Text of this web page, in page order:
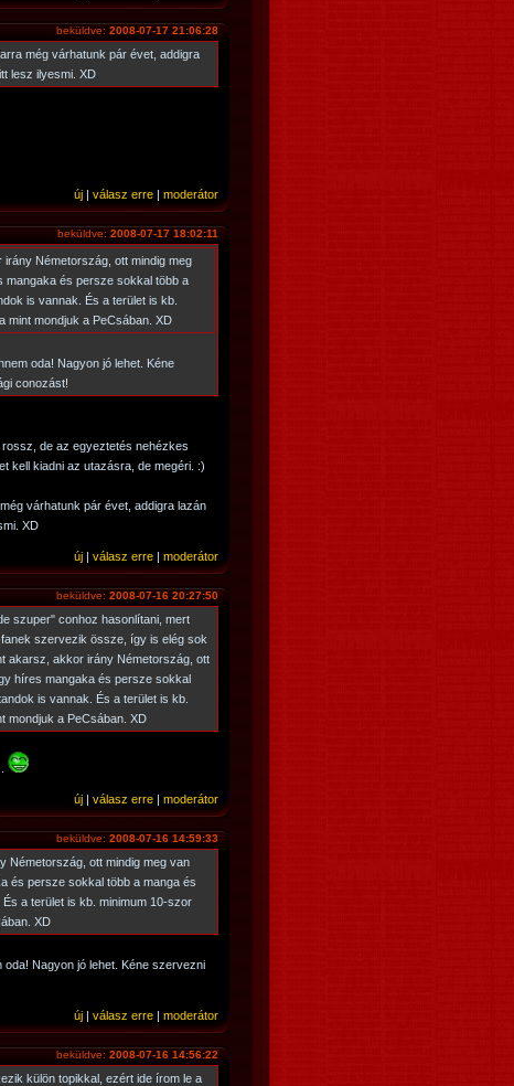
beküldve: 2008-07-17 21:06:28
még várhatunk pár évet, addigra
lesz ilyesmi. XD
új | válasz erre | moderátor
beküldve: 2008-07-17 18:02:11
Németország, ott mindig meg
mangaka és persze sokkal több a
is vannak. És a terület is kb.
mint mondjuk a PeCsában. XD
oda! Nagyon jó lehet. Kéne
conozást!
de az egyeztetés nehézkes
kell kiadni az utazásra, de megéri. :)
várhatunk pár évet, addigra lazán
XD
új | válasz erre | moderátor
beküldve: 2008-07-16 20:27:50
szuper" conhoz hasonlítani, mert
szervezik össze, így is elég sok
akarsz, akkor irány Németország, ott
híres mangaka és persze sokkal
is vannak. És a terület is kb.
mondjuk a PeCsában. XD
új | válasz erre | moderátor
beküldve: 2008-07-16 14:59:33
Németország, ott mindig meg van
és persze sokkal több a manga és
a terület is kb. minimum 10-szor
XD
Nagyon jó lehet. Kéne szervezni
új | válasz erre | moderátor
beküldve: 2008-07-16 14:56:22
külön topikkal, ezért ide írom le a